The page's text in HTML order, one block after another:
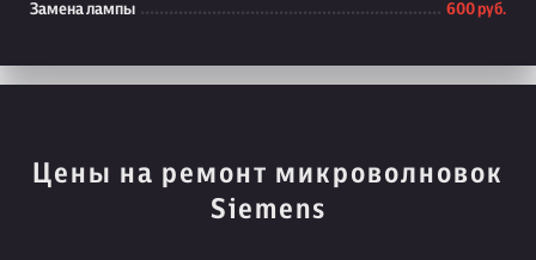
Замена лампы 600 руб.
Цены на ремонт микроволновок
Siemens